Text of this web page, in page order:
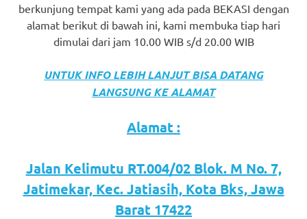
Hours
Online
replica
Here
loanswatches.com.
berkunjung tempat kami yang ada pada BEKASI dengan
alamat berikut di bawah ini, kami membuka tiap hari
dimulai dari jam 10.00 WIB s/d 20.00 WIB
UNTUK INFO LEBIH LANJUT BISA DATANG
LANGSUNG KE ALAMAT
Alamat :
Jalan Kelimutu RT.004/02 Blok. M No. 7,
Jatimekar, Kec. Jatiasih, Kota Bks, Jawa
Barat 17422